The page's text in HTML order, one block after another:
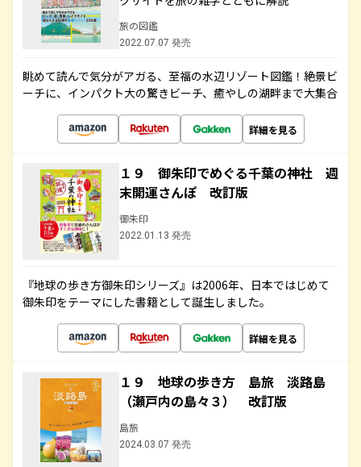
旅の図鑑
2022.07.07 発売
眺めて読んで気分がアガる、至福の水辺リゾート図鑑！絶景ビ
ーチに、インパクト大の驚きビーチ、癒やしの湖畔まで大集合
詳細を見る
１９ 御朱印でめぐる千葉の神社 週
末開運さんぽ 改訂版
御朱印
2022.01.13 発売
『地球の歩き方御朱印シリーズ』は2006年、日本ではじめて
御朱印をテーマにした書籍として誕生しました。
詳細を見る
１９ 地球の歩き方 島旅 淡路島
（瀬戸内の島々３） 改訂版
島旅
2024.03.07 発売